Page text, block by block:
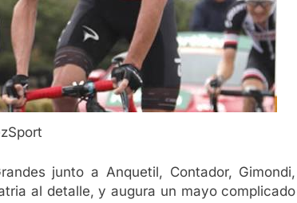
junto a Anquetil, Contador, Gimondi,
al detalle, y augura un mayo complicado